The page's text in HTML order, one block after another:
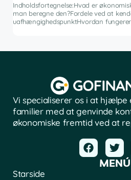
Indholdsfortegnelse:Hvad er
man beregne den?Fordele ved at
uafhængighedspunktHvordan
Vi specialiserer os i at hjælpe
familier med at genvinde
økonomiske fremtid ved at
MENÚ
Starside